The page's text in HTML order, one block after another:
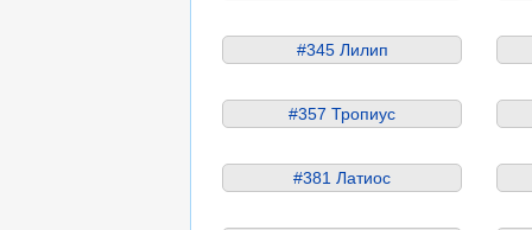
#345 Лилип
#357 Тропиус
#381 Латиос